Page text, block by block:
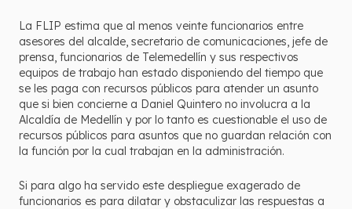
La FLIP estima que al menos veinte funcionarios entre
asesores del alcalde, secretario de comunicaciones, jefe de
prensa, funcionarios de Telemedellín y sus respectivos
equipos de trabajo han estado disponiendo del tiempo que
se les paga con recursos públicos para atender un asunto
que si bien concierne a Daniel Quintero no involucra a la
Alcaldía de Medellín y por lo tanto es cuestionable el uso de
recursos públicos para asuntos que no guardan relación con
la función por la cual trabajan en la administración.
Si para algo ha servido este despliegue exagerado de
funcionarios es para dilatar y obstaculizar las respuestas a